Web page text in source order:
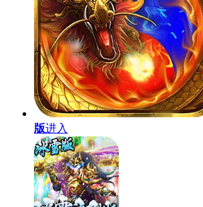
版进入